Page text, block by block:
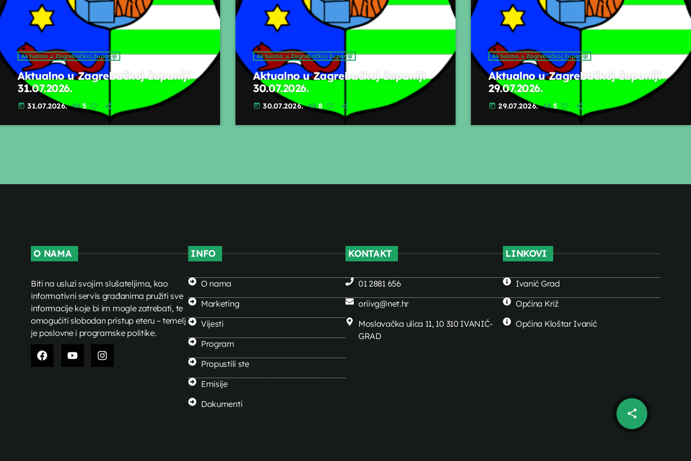
share
email
Aktualno u Zagrebačkoj županiji
Aktualno u Zagrebačkoj županiji
31.07.2026.
today 31.07.2026. 5
Aktualno u Zagrebačkoj županiji
Aktualno u Zagrebačkoj županiji
30.07.2026.
today 30.07.2026. 8
Aktualno u Zagrebačkoj županiji
Aktualno u Zagrebačkoj županiji
29.07.2026.
today 29.07.2026. 5
O NAMA
Biti na usluzi svojim slušateljima, kao
informativni servis građanima pružiti sve
informacije koje bi im mogle zatrebati, te
omogućiti slobodan pristup eteru – temelj
je poslovne i programske politike.
INFO
O nama
Marketing
Vijesti
Program
Propustili ste
Emisije
Dokumenti
KONTAKT
01 2881 656
oriivg@net.hr
Moslavačka ulica 11, 10 310 IVANIĆ-
GRAD
LINKOVI
Ivanić Grad
Općina Križ
Općina Kloštar Ivanić